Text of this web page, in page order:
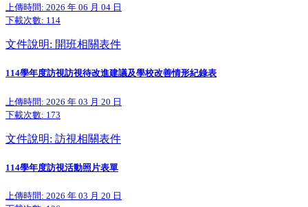
上傳時間: 2026 年 06 月 04 日
下載次數: 114
文件說明: 開班相關表件
114學年度訪視訪視待改進建議及學校改善情形紀錄表
上傳時間: 2026 年 03 月 20 日
下載次數: 173
文件說明: 訪視相關表件
114學年度訪視活動照片表單
上傳時間: 2026 年 03 月 20 日